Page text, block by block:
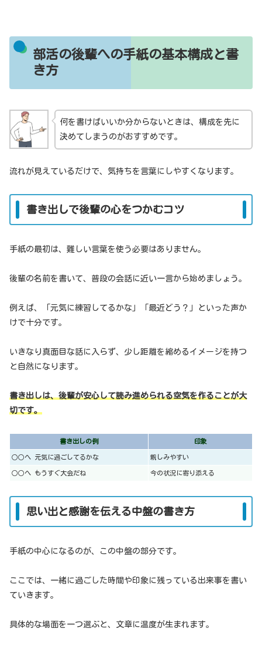
部活の後輩への手紙の基本構成と書
き方
何を書けばいいか分からないときは、構成を先に
決めてしまうのがおすすめです。
流れが見えているだけで、気持ちを言葉にしやすくなります。
書き出しで後輩の心をつかむコツ
手紙の最初は、難しい言葉を使う必要はありません。
後輩の名前を書いて、普段の会話に近い一言から始めましょう。
例えば、「元気に練習してるかな」「最近どう？」といった声か
けで十分です。
いきなり真面目な話に入らず、少し距離を縮めるイメージを持つ
と自然になります。
書き出しは、後輩が安心して読み進められる空気を作ることが大
切です。
書き出しの例 印象
○○へ 元気に過ごしてるかな 親しみやすい
○○へ もうすぐ大会だね 今の状況に寄り添える
思い出と感謝を伝える中盤の書き方
手紙の中心になるのが、この中盤の部分です。
ここでは、一緒に過ごした時間や印象に残っている出来事を書い
ていきます。
具体的な場面を一つ選ぶと、文章に温度が生まれます。